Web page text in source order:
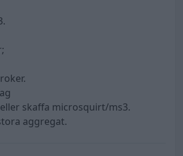
eller skaffa microsquirt/ms3.
aggregat.